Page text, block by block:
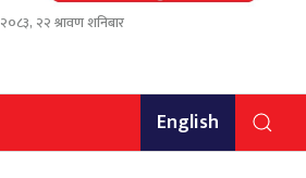
२०८३, २२ श्रावण शनिबार
English